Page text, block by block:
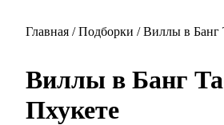
Главная / Подборки / Виллы в Банг
Виллы в Банг
Пхукете